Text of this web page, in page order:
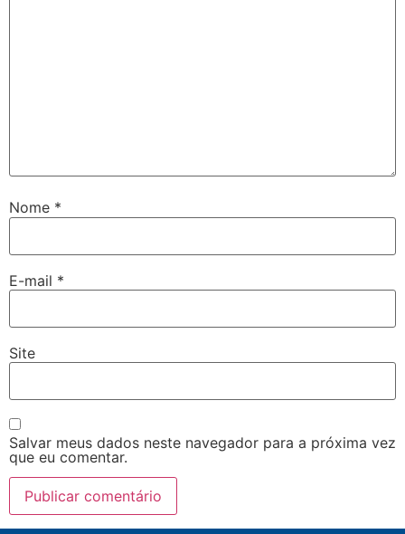
Nome *
E-mail *
Site
Salvar meus dados neste navegador para a próxima vez
que eu comentar.